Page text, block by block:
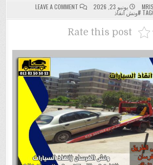
يونيو 23, 2026 LEAVE A COMMENT
ON
ونش
الفرسان
#ونش انقاذ
Rate this post